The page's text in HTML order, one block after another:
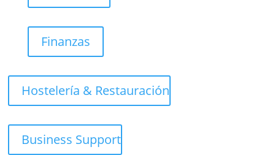
Finanzas
Hostelería & Restauración
Business Support